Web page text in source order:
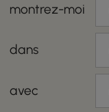
montrez-moi
dans
avec